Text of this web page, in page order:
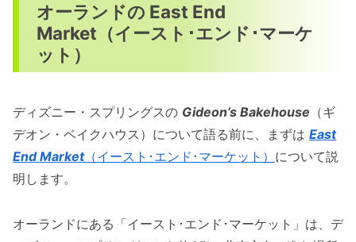
オーランドの East End
Market（イースト･エンド･マーケ
ット）
ディズニー・スプリングスの Gideon’s Bakehouse （ギ
デオン・ベイクハウス）について語る前に、まずは East
End Market（イースト･エンド･マーケット） について説
明します。
オーランドにある「イースト･エンド･マーケット」は、デ